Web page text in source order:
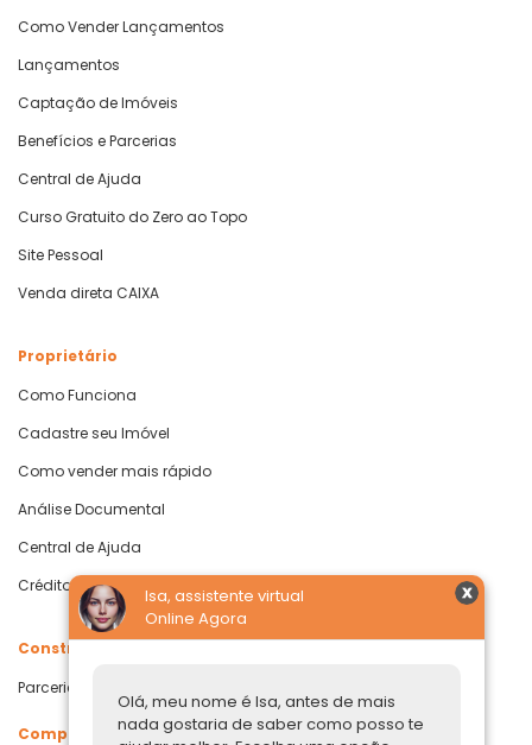
Isa, assistente virtual
Online Agora
Olá, meu nome é Isa, antes de mais
nada gostaria de saber como posso te
Como Vender Lançamentos
Lançamentos
Captação de Imóveis
Benefícios e Parcerias
Central de Ajuda
Curso Gratuito do Zero ao Topo
Site Pessoal
Venda direta CAIXA
Proprietário
Como Funciona
Cadastre seu Imóvel
Como vender mais rápido
Análise Documental
Central de Ajuda
Crédito com Garantia de Imóvel
Construtoras
Parcerias Imobiliárias
Comprar ou alugar